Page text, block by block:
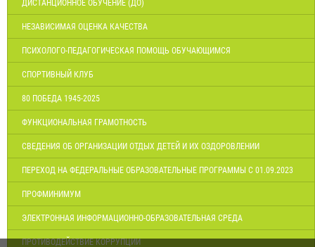
ДИСТАНЦИОННОЕ ОБУЧЕНИЕ (ДО)
НЕЗАВИСИМАЯ ОЦЕНКА КАЧЕСТВА
ПСИХОЛОГО-ПЕДАГОГИЧЕСКАЯ ПОМОЩЬ ОБУЧАЮЩИМСЯ
СПОРТИВНЫЙ КЛУБ
80 ПОБЕДА 1945-2025
ФУНКЦИОНАЛЬНАЯ ГРАМОТНОСТЬ
СВЕДЕНИЯ ОБ ОРГАНИЗАЦИИ ОТДЫХ ДЕТЕЙ И ИХ ОЗДОРОВЛЕНИИ
ПЕРЕХОД НА ФЕДЕРАЛЬНЫЕ ОБРАЗОВАТЕЛЬНЫЕ ПРОГРАММЫ С 01.09.2023
ПРОФМИНИМУМ
ЭЛЕКТРОННАЯ ИНФОРМАЦИОННО-ОБРАЗОВАТЕЛЬНАЯ СРЕДА
ПРОТИВОДЕЙСТВИЕ КОРРУПЦИИ